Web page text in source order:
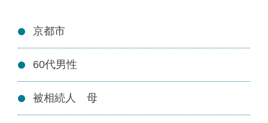
京都市
60代男性
被相続人 母